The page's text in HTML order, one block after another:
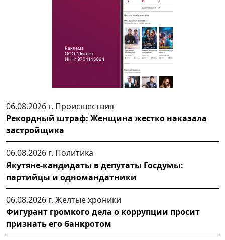
06.08.2026 г. Происшествия
Рекордный штраф: Женщина жестко наказала
застройщика
06.08.2026 г. Политика
Якутяне-кандидаты в депутаты Госдумы:
партийцы и одномандатники
06.08.2026 г. Желтые хроники
Фигурант громкого дела о коррупции просит
признать его банкротом